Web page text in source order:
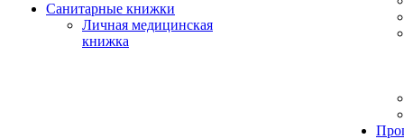
Санитарные книжки
Личная медицинская
книжка